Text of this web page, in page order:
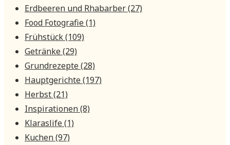
Erdbeeren und Rhabarber(27)
Food Fotografie(1)
Frühstück(109)
Getränke(29)
Grundrezepte(28)
Hauptgerichte(197)
Herbst(21)
Inspirationen(8)
Klaraslife(1)
Kuchen(97)